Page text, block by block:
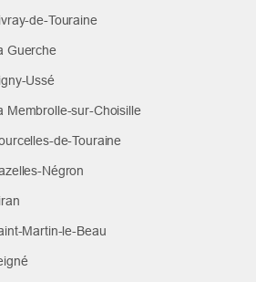
de-Touraine
Guerche
Ussé
Membrolle-sur-Choisille
de-Touraine
Négron
Martin-le-Beau